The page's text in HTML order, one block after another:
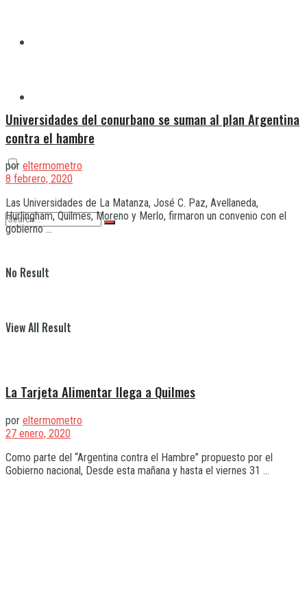
No Result
View All Result
Universidades del conurbano se suman al plan Argentina
contra el hambre
por eltermometro
8 febrero, 2020
Las Universidades de La Matanza, José C. Paz, Avellaneda,
Hurlingham, Quilmes, Moreno y Merlo, firmaron un convenio con el
gobierno ...
La Tarjeta Alimentar llega a Quilmes
por eltermometro
27 enero, 2020
Como parte del “Argentina contra el Hambre” propuesto por el
Gobierno nacional, Desde esta mañana y hasta el viernes 31 ...